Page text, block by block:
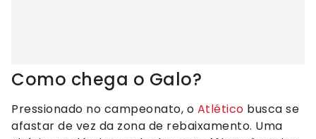
Como chega o Galo?
Pressionado no campeonato, o Atlético busca se
afastar de vez da zona de rebaixamento. Uma